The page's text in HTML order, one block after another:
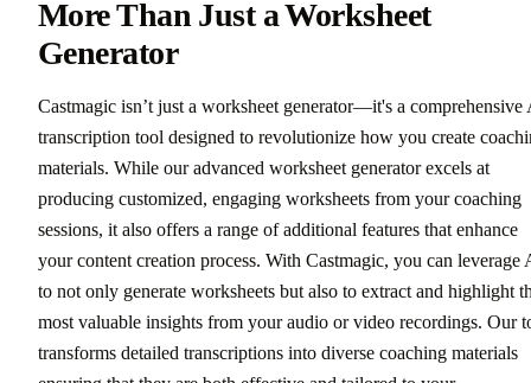
More Than Just a Worksheet
Generator
Castmagic isn’t just a worksheet generator—it's a comprehensive
transcription tool designed to revolutionize how you create
materials. While our advanced worksheet generator excels at
producing customized, engaging worksheets from your coaching
sessions, it also offers a range of additional features that enhance
your content creation process. With Castmagic, you can leverage
to not only generate worksheets but also to extract and highlight
most valuable insights from your audio or video recordings. Our
transforms detailed transcriptions into diverse coaching materials